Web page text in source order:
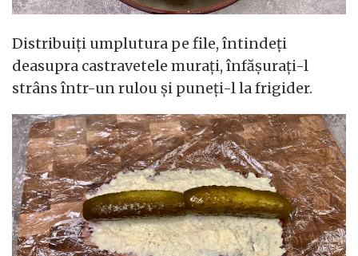
Distribuiți umplutura pe file, întindeți
deasupra castravetele murați, înfășurați-l
strâns într-un rulou și puneți-l la frigider.